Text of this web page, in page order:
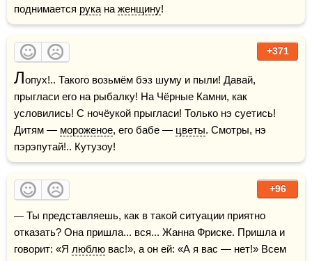
поднимается рука на женщину!
+371
Лопух!.. Такого возьмём бэз шуму и пыли! Давай,
прыгласи его на рыбалку! На Чёрные Камни, как
условились! С ночёукой прыгласи! Только нэ суетись!
Дитям — мороженое, его бабе — цветы. Смотры, нэ
пэрэпутай!.. Кутузоу!
+96
— Ты представляешь, как в такой ситуации приятно
отказать? Она пришла... вся... Жанна Фриске. Пришла и
говорит: «Я люблю вас!», а он ей: «А я вас — нет!» Всем